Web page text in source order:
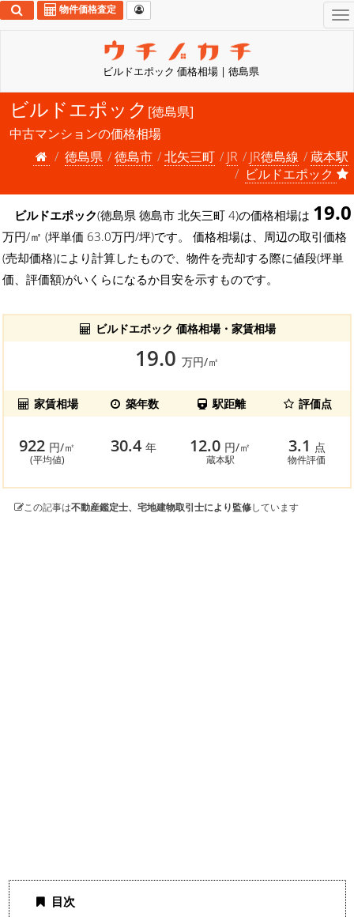
ビルドエポック 価格相場 | 徳島県
物件価格査定
ビルドエポック [徳島県]
中古マンションの価格相場
徳島県
徳島市 北矢三町 JR JR徳島線
蔵本駅
ビルドエポック
ビルドエポック(徳島県 徳島市 北矢三町 4)の価格相場は 19.0
万円/㎡ (坪単価 63.0万円/坪)です。 価格相場は、周辺の取引価格
(売却価格)により計算したもので、物件を売却する際に値段(坪単
価、評価額)がいくらになるか目安を示すものです。
ビルドエポック 価格相場・家賃相場
19.0 万円/㎡
家賃相場 築年数 駅距離 評価点
922 円/㎡
(平均値)
30.4年 12.0 円/㎡
蔵本駅
3.1 点
物件評価
この記事は不動産鑑定士、宅地建物取引士により監修しています
目次